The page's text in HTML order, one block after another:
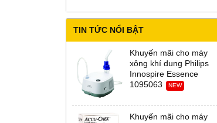
TIN TỨC NỔI BẬT
Khuyến mãi cho máy
xông khí dung Philips
Innospire Essence
1095063
NEW
Khuyến mãi cho máy